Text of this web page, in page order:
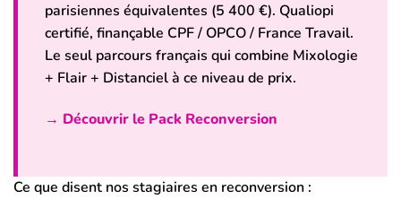
parisiennes équivalentes (5 400 €). Qualiopi
certifié, finançable CPF / OPCO / France Travail.
Le seul parcours français qui combine Mixologie
+ Flair + Distanciel à ce niveau de prix.
→ Découvrir le Pack Reconversion
Ce que disent nos stagiaires en reconversion :